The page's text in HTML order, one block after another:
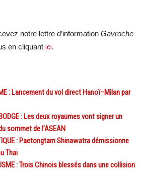
notre lettre d’information Gavroche
en cliquant ici.
: Lancement du vol direct Hanoï–Milan par
: Les deux royaumes vont signer un
sommet de l’ASEAN
: Paetongtarn Shinawatra démissionne
Thai
: Trois Chinois blessés dans une collision